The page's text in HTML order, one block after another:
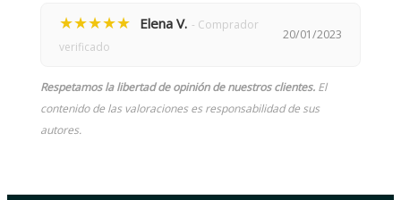
★★★★★ Elena V. - Comprador
verificado
20/01/2023
Respetamos la libertad de opinión de nuestros clientes. El
contenido de las valoraciones es responsabilidad de sus
autores.